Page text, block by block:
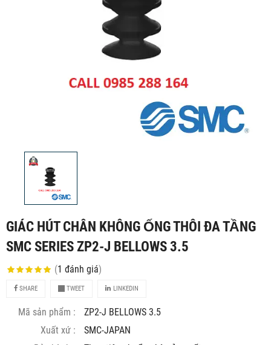
GIÁC HÚT CHÂN KHÔNG ỐNG THÔI ĐA TẦNG
SMC SERIES ZP2-J BELLOWS 3.5
(1 đánh giá)
SHARE TWEET LINKEDIN
Mã sản phẩm :
ZP2-J BELLOWS 3.5
Xuất xứ :
SMC-JAPAN